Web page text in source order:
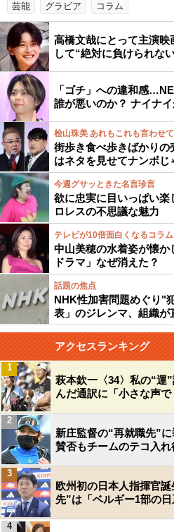
芸能 グラビア コラム
高橋文哉にとって主演映
して“絶対に負けられな
「ゴチ」への違和感
誰が悪いのか？ ナイナ
桧山珠美 あれもこれも言わせて
街歩き食べ歩きばかり
はネタを見せてナンボじ
今週グサッときた名言珍言
欲に忠実に目いっぱい
ロレスの不思議な魅力
テレビが10倍面白くなるコラム
中山美穂の水着姿が懐
ドラマ」なぜ消えた？
話題の焦点
NHK性加害問題めぐり"
表」のジレンマ、組織が
アクセスランキング
萩本欽一〈34〉私の“
んだ通訳に「小さな声で
1
新庄監督の“再就職先”
賛否もチームのテコ入
2
欧州初の日本人指揮官
先”は「ベルギー1部の
3
4